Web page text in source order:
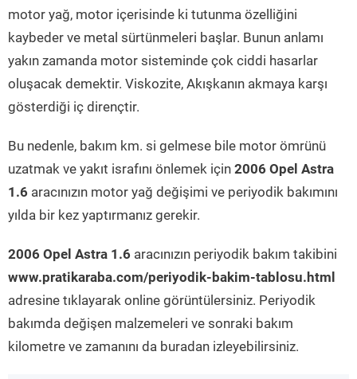
motor yağ, motor içerisinde ki tutunma özelliğini
kaybeder ve metal sürtünmeleri başlar. Bunun anlamı
yakın zamanda motor sisteminde çok ciddi hasarlar
oluşacak demektir. Viskozite, Akışkanın akmaya karşı
gösterdiği iç dirençtir.
Bu nedenle, bakım km. si gelmese bile motor ömrünü
uzatmak ve yakıt israfını önlemek için 2006 Opel Astra
1.6 aracınızın motor yağ değişimi ve periyodik bakımını
yılda bir kez yaptırmanız gerekir.
2006 Opel Astra 1.6 aracınızın periyodik bakım takibini
www.pratikaraba.com/periyodik-bakim-tablosu.html
adresine tıklayarak online görüntülersiniz. Periyodik
bakımda değişen malzemeleri ve sonraki bakım
kilometre ve zamanını da buradan izleyebilirsiniz.